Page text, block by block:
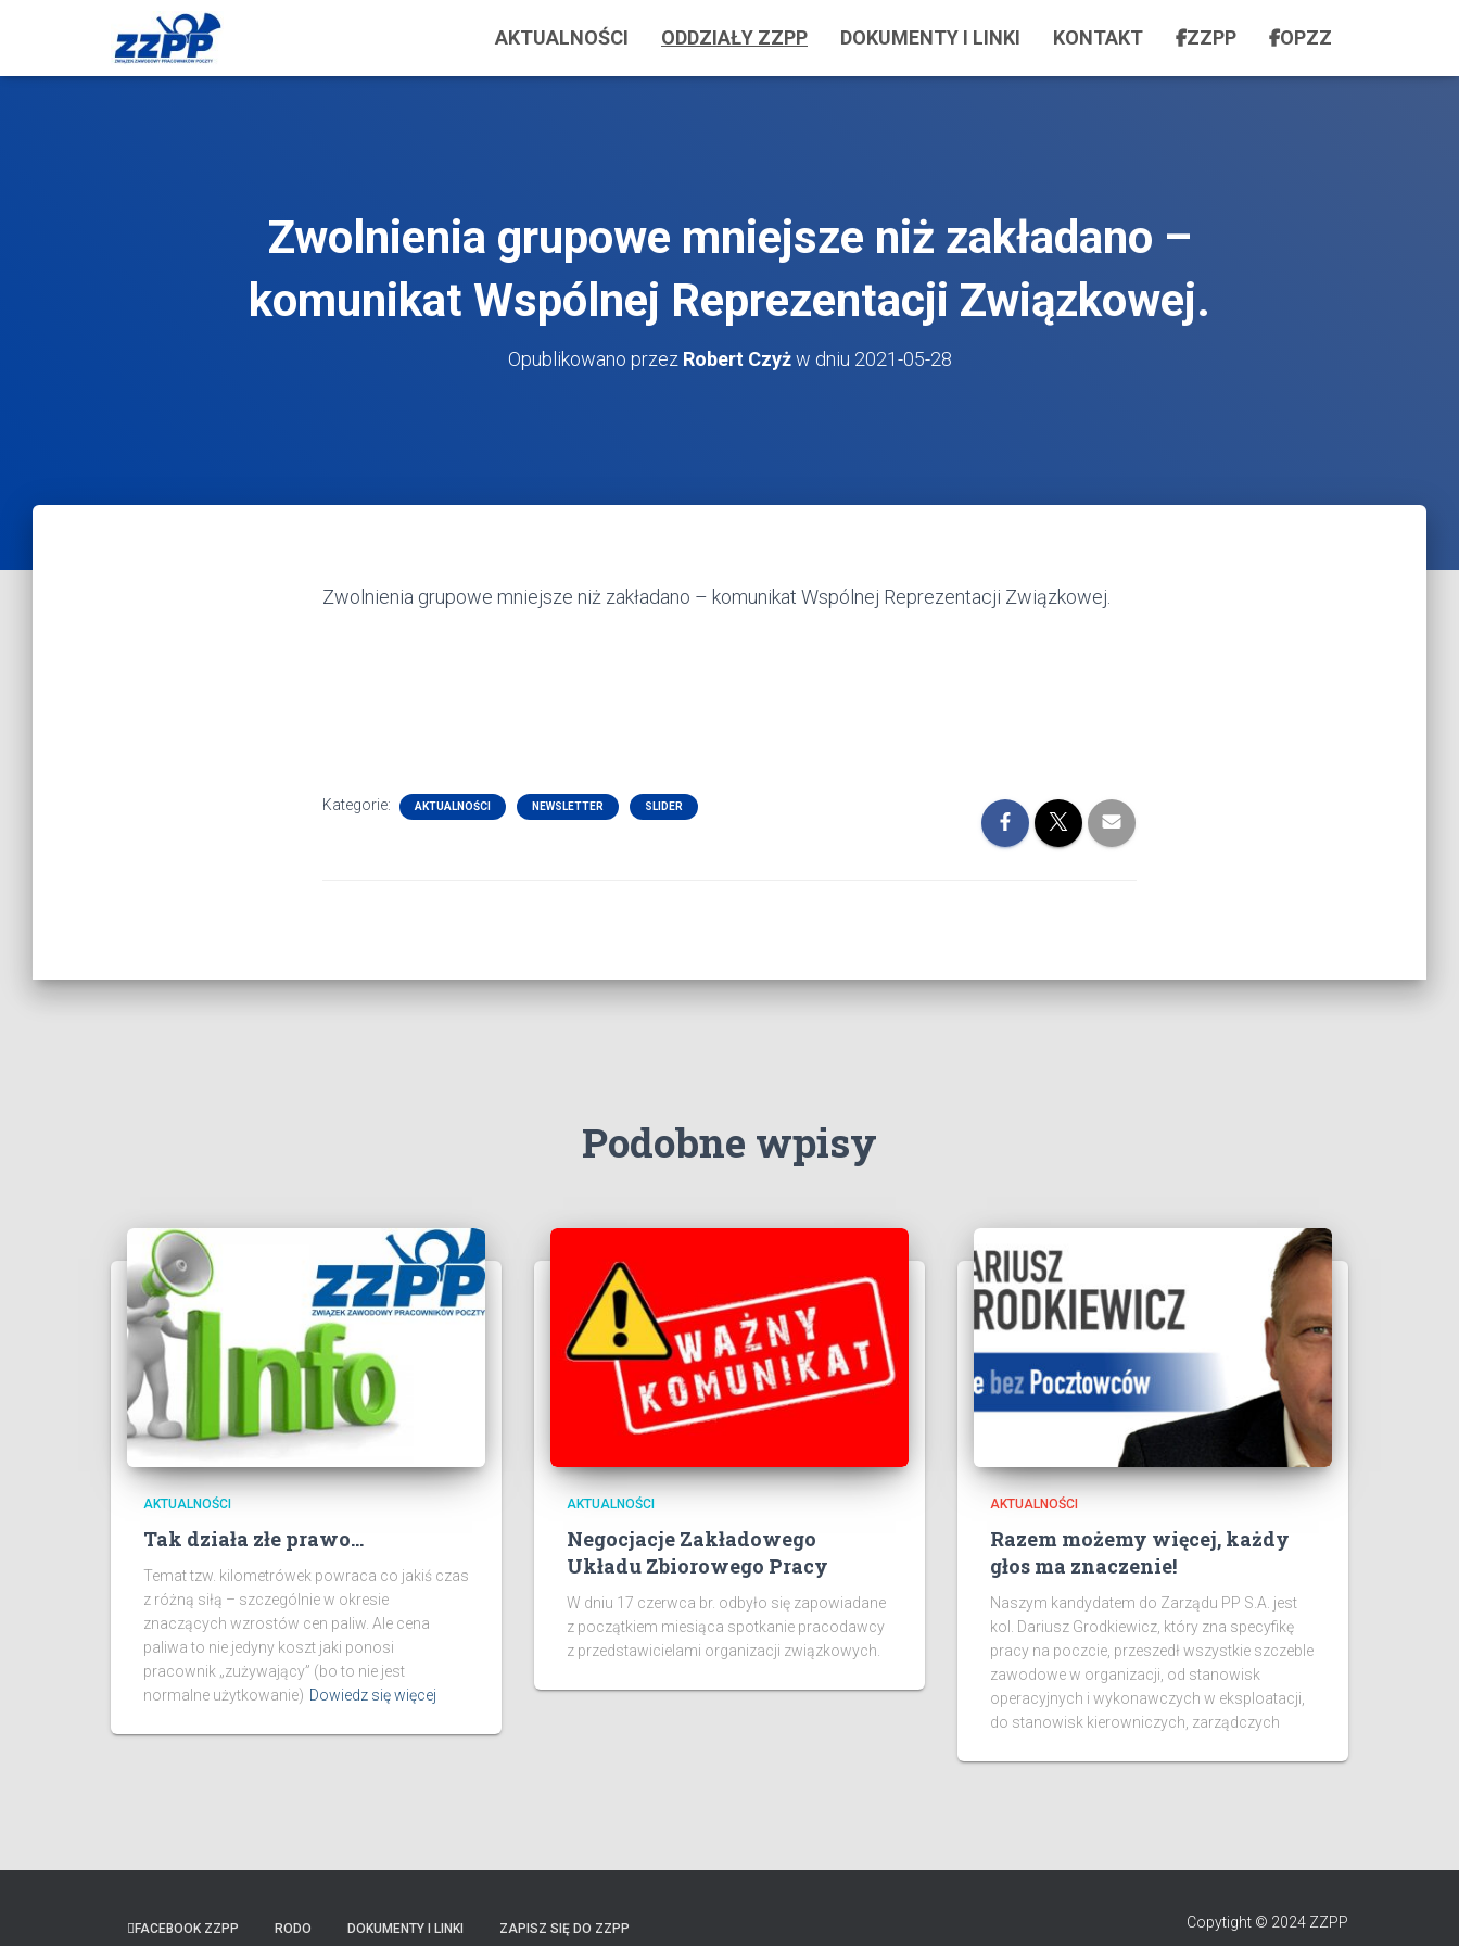
AKTUALNOŚCI ODDZIAŁY ZZPP DOKUMENTY I LINKI KONTAKT ZZPP OPZZ
Zwolnienia grupowe mniejsze niż zakładano –
komunikat Wspólnej Reprezentacji Związkowej.
Opublikowano przez Robert Czyżw dniu 2021-05-28
Zwolnienia grupowe mniejsze niż zakładano – komunikat Wspólnej Reprezentacji Związkowej.
Kategorie: AKTUALNOŚCI NEWSLETTER SLIDER
Podobne wpisy
AKTUALNOŚCI
Tak działa złe prawo…
Temat tzw. kilometrówek powraca co jakiś czas
z różną siłą – szczególnie w okresie
znaczących wzrostów cen paliw. Ale cena
paliwa to nie jedyny koszt jaki ponosi
pracownik „zużywający” (bo to nie jest
normalne użytkowanie) Dowiedz się więcej
AKTUALNOŚCI
Negocjacje Zakładowego
Układu Zbiorowego Pracy
W dniu 17 czerwca br. odbyło się zapowiadane
z początkiem miesiąca spotkanie pracodawcy
z przedstawicielami organizacji związkowych.
AKTUALNOŚCI
Razem możemy więcej, każdy
głos ma znaczenie!
Naszym kandydatem do Zarządu PP S.A. jest
kol. Dariusz Grodkiewicz, który zna specyfikę
pracy na poczcie, przeszedł wszystkie szczeble
zawodowe w organizacji, od stanowisk
operacyjnych i wykonawczych w eksploatacji,
do stanowisk kierowniczych, zarządczych
FACEBOOK ZZPP RODO DOKUMENTY I LINKI ZAPISZ SIĘ DO ZZPP